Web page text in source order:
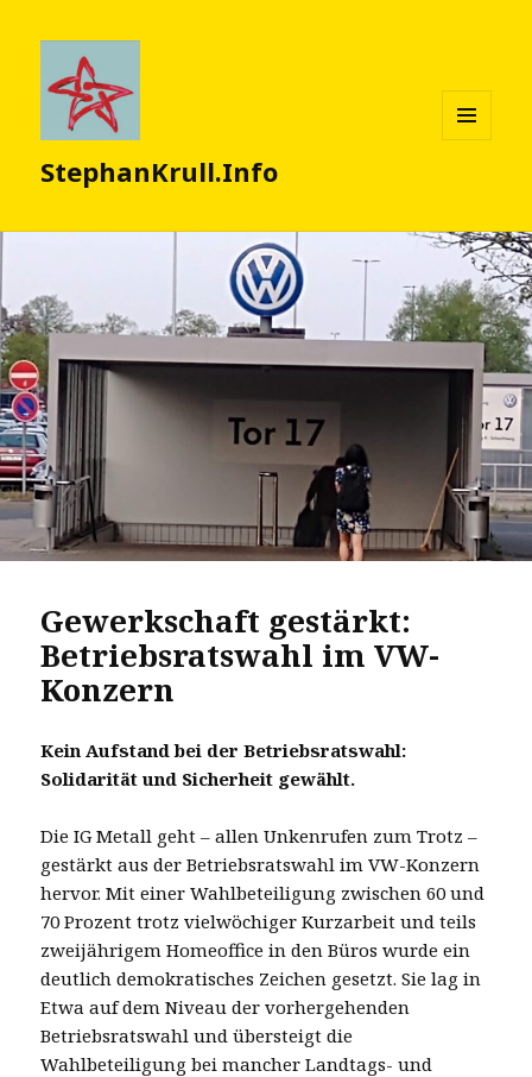
StephanKrull.Info
Gewerkschaft gestärkt:
Betriebsratswahl im VW-
Konzern
Kein Aufstand bei der Betriebsratswahl:
Solidarität und Sicherheit gewählt.
Die IG Metall geht – allen Unkenrufen zum Trotz –
gestärkt aus der Betriebsratswahl im VW-Konzern
hervor. Mit einer Wahlbeteiligung zwischen 60 und
70 Prozent trotz vielwöchiger Kurzarbeit und teils
zweijährigem Homeoffice in den Büros wurde ein
deutlich demokratisches Zeichen gesetzt. Sie lag in
Etwa auf dem Niveau der vorhergehenden
Betriebsratswahl und übersteigt die
Wahlbeteiligung bei mancher Landtags- und